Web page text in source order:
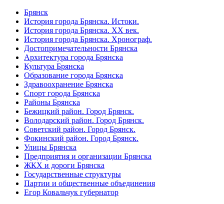
Брянск
История города Брянска. Истоки.
История города Брянска. XX век.
История города Брянска. Хронограф.
Достопримечательности Брянска
Архитектура города Брянска
Культура Брянска
Образование города Брянска
Здравоохранение Брянска
Спорт города Брянска
Районы Брянска
Бежицкий район. Город Брянск.
Володарский район. Город Брянск.
Советский район. Город Брянск.
Фокинский район. Город Брянск.
Улицы Брянска
Предприятия и организации Брянска
ЖКХ и дороги Брянска
Государственные структуры
Партии и общественные объединения
Егор Ковальчук губернатор